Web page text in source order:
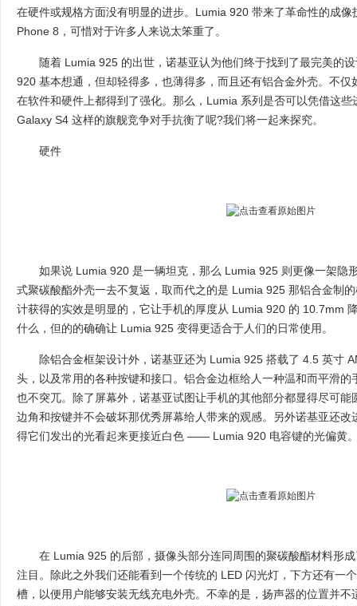
在硬件或规格方面没有明显的进步。Lumia 920 带来了革命性的成
Phone 8，可惜对于许多人来说太笨重了。
随着 Lumia 925 的出世，诺基亚认为他们终于找到了最完美的
920 基本想通，但却轻得多，也薄得多，而且还有铝合金外壳。不
在软件和硬件上都得到了强化。那么，Lumia 系列是否可以凭借这
Galaxy S4 这样的旗舰竞争对手抗衡了呢?我们将一起来探究。
硬件
如果说 Lumia 920 是一辆坦克，那么 Lumia 925 则更像一架隐
式聚碳酸酯外壳一去不复返，取而代之的是 Lumia 925 那铝合金制
计获得的实效是明显的，它让手机的厚度从 Lumia 920 的 10.7mm
什么，但的的确确让 Lumia 925 变得更适合于人们的日常使用。
除铝合金框架设计外，诺基亚还为 Lumia 925 搭载了 4.5 英寸
头，以及常用的各种按键和接口。铝合金边框给人一种温和而平滑
也不突兀。除了屏幕外，诺基亚试图让手机的其他部分都显得尽可
边角和按键并不会破坏那优秀屏幕给人带来的观感。另外诺基亚还
得它们发出的光看起来更接近白色 —— Lumia 920 电容键的光偏黄
在 Lumia 925 的后部，摄像头部分连同周围的聚碳酸酯材料形成
注目。除此之外我们还能看到一个传统的 LED 闪光灯，下方还有一
槽，以便用户能够安装无线充电外壳。不幸的是，扬声器的位置并